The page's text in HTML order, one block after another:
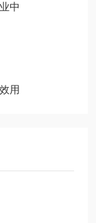
中
用